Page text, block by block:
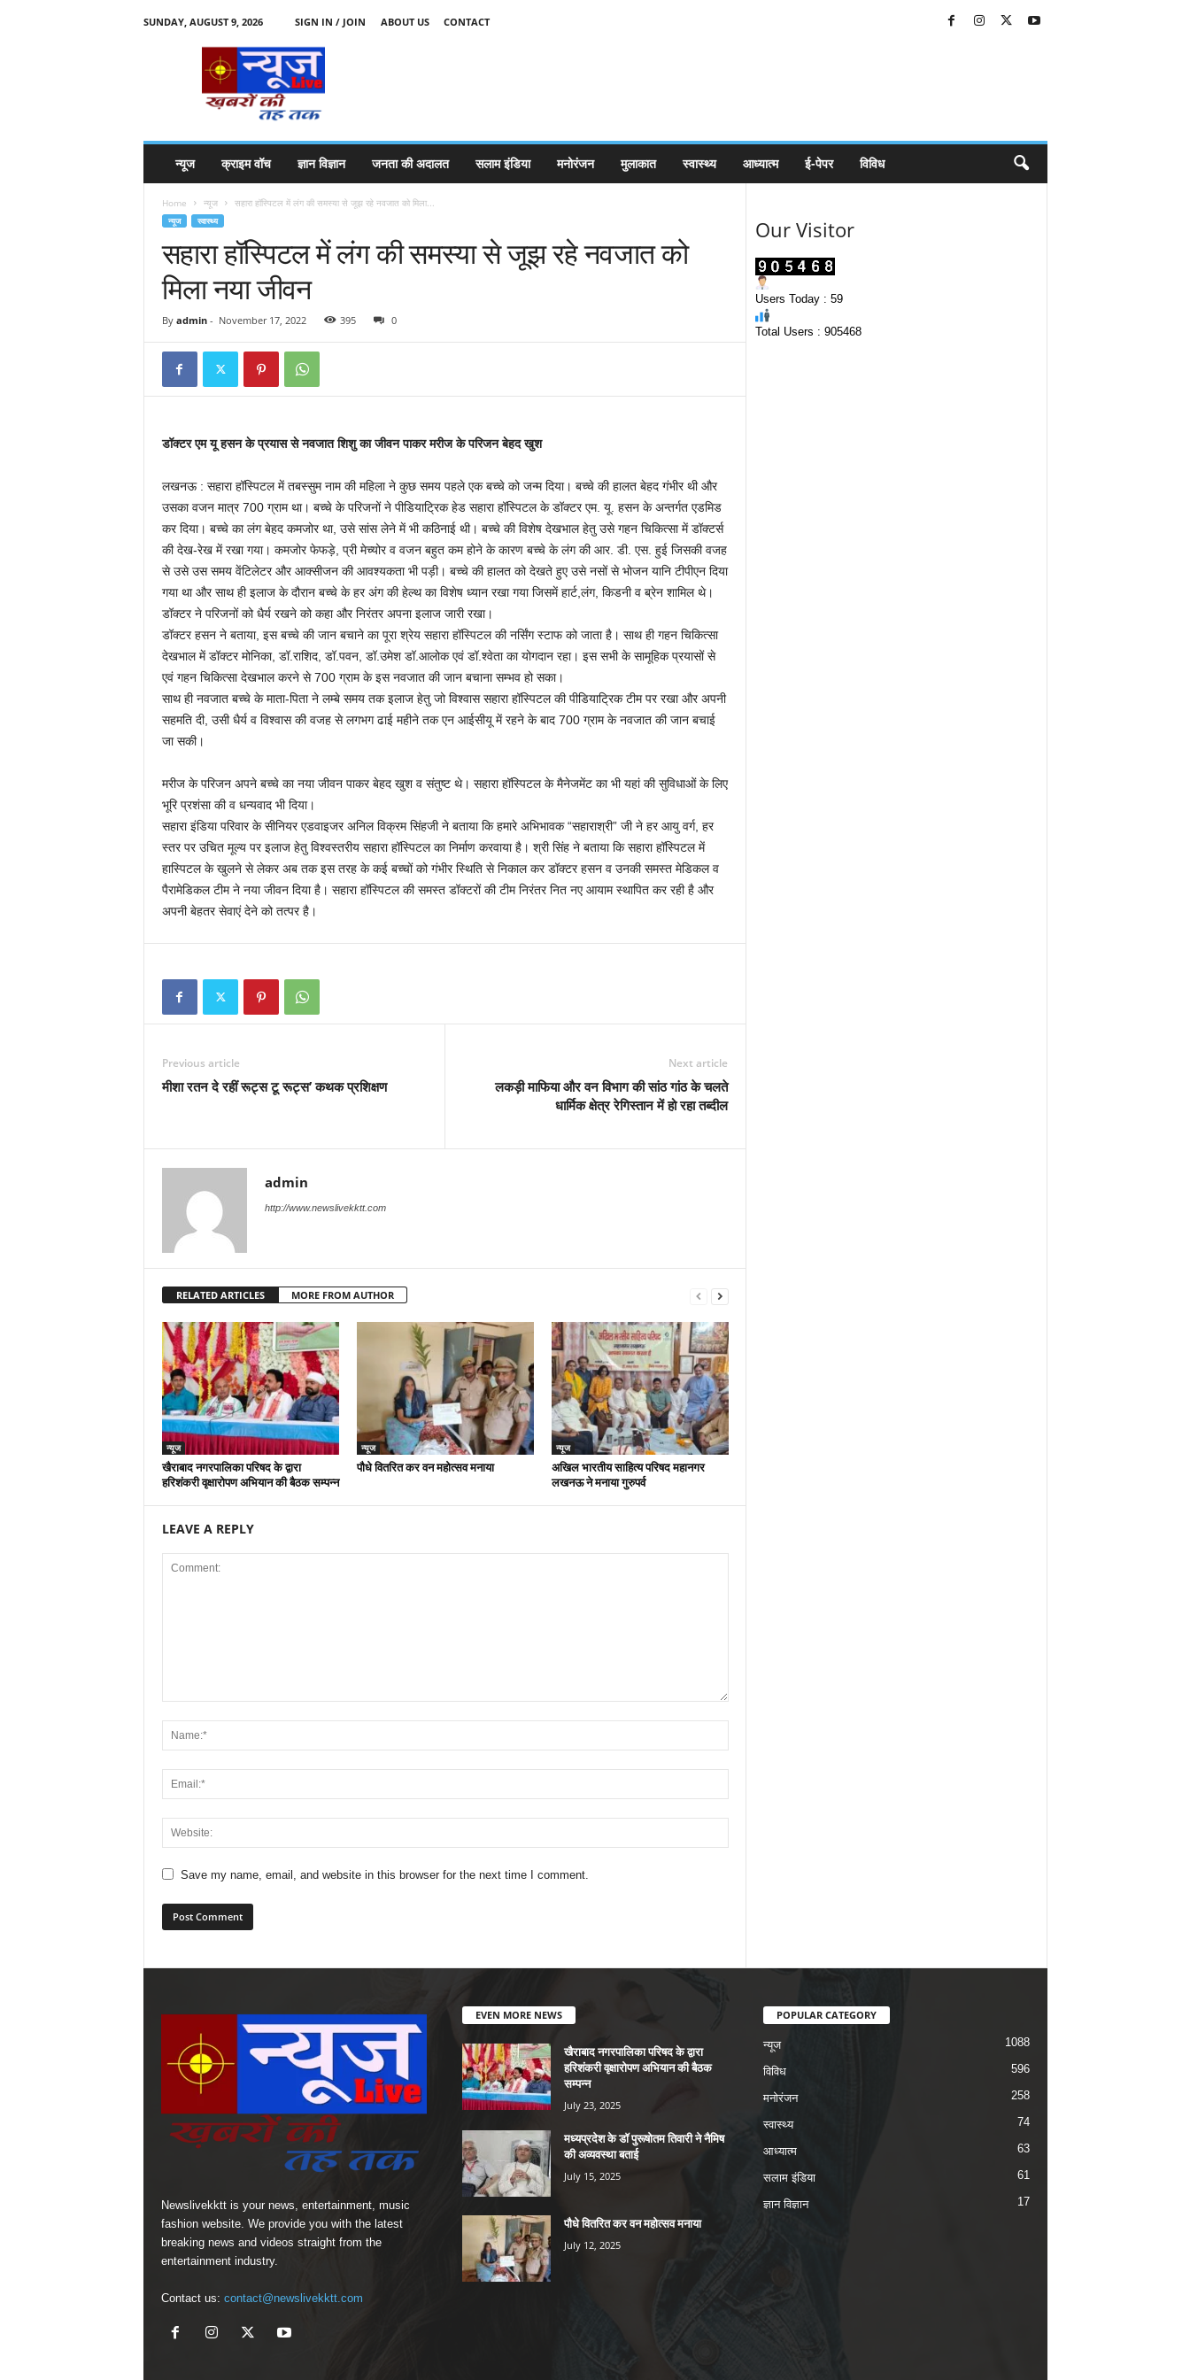
SUNDAY, AUGUST 9, 2026 SIGN IN / JOIN ABOUT US
CONTACT
न्यूज क्राइम वॉच ज्ञान विज्ञान जनता की अदालत सलाम इंडिया मनोरंजन मुलाकात स्वास्थ्य आध्यात्म ई-पेपर विविध
Home न्यूज सहारा हॉस्पिटल में लंग की समस्या से जूझ रहे नवजात को मिला...
न्यूज स्वास्थ्य
सहारा हॉस्पिटल में लंग की समस्या से जूझ रहे नवजात को
मिला नया जीवन
By admin- November 17, 2022 395 0
डॉक्टर एम यू हसन के प्रयास से नवजात शिशु का जीवन पाकर मरीज के परिजन बेहद खुश
लखनऊ : सहारा हॉस्पिटल में तबस्सुम नाम की महिला ने कुछ समय पहले एक बच्चे को जन्म दिया। बच्चे की हालत बेहद गंभीर थी और
उसका वजन‌ मात्र 700 ग्राम था। बच्चे के परिजनों ने पीडियाट्रिक हेड सहारा हॉस्पिटल के डॉक्टर एम. यू. हसन के अन्तर्गत एडमिड
कर दिया। बच्चे का लंग बेहद कमजोर था, उसे सांस लेने में भी कठिनाई थी। बच्चे की विशेष देखभाल हेतु उसे गहन चिकित्सा में डॉक्टर्स
की देख-रेख में रखा गया। कमजोर फेफड़े, प्री मेच्योर व वजन बहुत कम होने के कारण बच्चे के लंग की आर. डी. एस. हुई जिसकी वजह
से उसे उस समय वेंटिलेटर और आक्सीजन की आवश्यकता भी पड़ी। बच्चे की हालत को देखते हुए उसे नसों से भोजन यानि टीपीएन‌ दिया
गया था और साथ ही इलाज के दौरान बच्चे के हर अंग की हेल्थ का विशेष ध्यान रखा गया जिसमें हार्ट,लंग, किडनी व‌ ब्रेन‌ शामिल थे।
डॉक्टर ने परिजनों को धैर्य रखने को कहा और निरंतर अपना इलाज जारी रखा।
डॉक्टर हसन‌ ने बताया, इस बच्चे की जान बचाने का पूरा श्रेय सहारा हॉस्पिटल की नर्सिंग स्टाफ को‌ जाता है। साथ ही गहन चिकित्सा
देखभाल में डॉक्टर मोनिका, डॉ.राशिद, डॉ.पवन, डॉ.उमेश डॉ.आलोक एवं डॉ.श्वेता का योगदान रहा। इस सभी के सामूहिक प्रयासों से
एवं गहन चिकित्सा देखभाल करने से 700 ग्राम के इस नवजात की जान बचाना सम्भव हो सका।
साथ ही नवजात बच्चे के माता-पिता ने लम्बे समय तक इलाज हेतु जो विश्वास सहारा हॉस्पिटल की पीडियाट्रिक टीम पर रखा और अपनी
सहमति दी, उसी धैर्य व विश्वास की वजह से लगभग ढाई महीने तक एन आईसीयू में रहने के बाद 700 ग्राम के नवजात की जान बचाई
जा सकी।
मरीज के परिजन अपने बच्चे का नया जीवन पाकर बेहद खुश व संतुष्ट थे। सहारा हॉस्पिटल के मैनेजमेंट का भी यहां की सुविधाओं के लिए
भूरि प्रशंसा की व धन्यवाद भी दिया।
सहारा इंडिया परिवार के सीनियर एडवाइजर अनिल विक्रम सिंहजी ने बताया कि हमारे अभिभावक “सहाराश्री” जी ने हर आयु वर्ग, हर
स्तर पर उचित मूल्य पर इलाज हेतु विश्वस्तरीय सहारा हॉस्पिटल का निर्माण करवाया है। श्री सिंह ने बताया कि सहारा हॉस्पिटल में
हास्पिटल के खुलने से लेकर अब तक इस तरह के कई बच्चों को गंभीर स्थिति से निकाल कर डॉक्टर हसन व उनकी समस्त मेडिकल व
पैरामेडिकल टीम ने नया जीवन दिया है। सहारा हॉस्पिटल की समस्त डॉक्टरों की टीम निरंतर नित नए आयाम स्थापित कर रही है और
अपनी बेहतर सेवाएं देने को तत्पर है।
Previous article
मीशा रतन दे रहीं रूट्स टू रूट्स’ कथक प्रशिक्षण
Next article
लकड़ी माफिया और वन विभाग की सांठ गांठ के चलते
धार्मिक क्षेत्र रेगिस्तान में हो रहा तब्दील
admin
http://www.newslivekktt.com
RELATED ARTICLES MORE FROM AUTHOR
न्यूज
खैराबाद नगरपालिका परिषद के द्वारा
हरिशंकरी वृक्षारोपण अभियान की बैठक सम्पन्न
न्यूज
पौधे वितरित कर वन महोत्सव मनाया
न्यूज
अखिल भारतीय साहित्य परिषद महानगर
लखनऊ ने मनाया गुरुपर्व
LEAVE A REPLY
Save my name, email, and website in this browser for the next time I comment.
Our Visitor
Users Today : 59
Total Users : 905468
Newslivekktt is your news, entertainment, music
fashion website. We provide you with the latest
breaking news and videos straight from the
entertainment industry.
Contact us: contact@newslivekktt.com
EVEN MORE NEWS
खैराबाद नगरपालिका परिषद के द्वारा
हरिशंकरी वृक्षारोपण अभियान की बैठक
सम्पन्न
July 23, 2025
मध्यप्रदेश के डॉ पुरूषोतम तिवारी ने नैमिष
की अव्यवस्था बताई
July 15, 2025
पौधे वितरित कर वन महोत्सव मनाया
July 12, 2025
POPULAR CATEGORY
न्यूज 1088
विविध 596
मनोरंजन 258
स्वास्थ्य 74
आध्यात्म 63
सलाम इंडिया 61
ज्ञान विज्ञान 17